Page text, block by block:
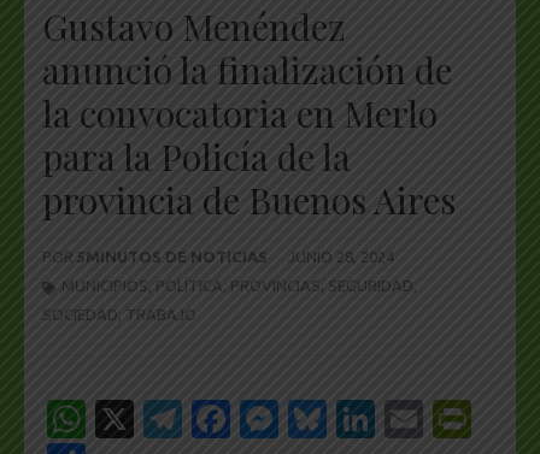
Gustavo Menéndez
anunció la finalización de
la convocatoria en Merlo
para la Policía de la
provincia de Buenos Aires
POR 5MINUTOS DE NOTICIAS
JUNIO 28, 2024
MUNICIPIOS
POLÍTICA PROVINCIAS SEGURIDAD
SOCIEDAD TRABAJO
WhatsApp
X Telegram
Facebook
Messenger
Bluesky
LinkedIn
Email